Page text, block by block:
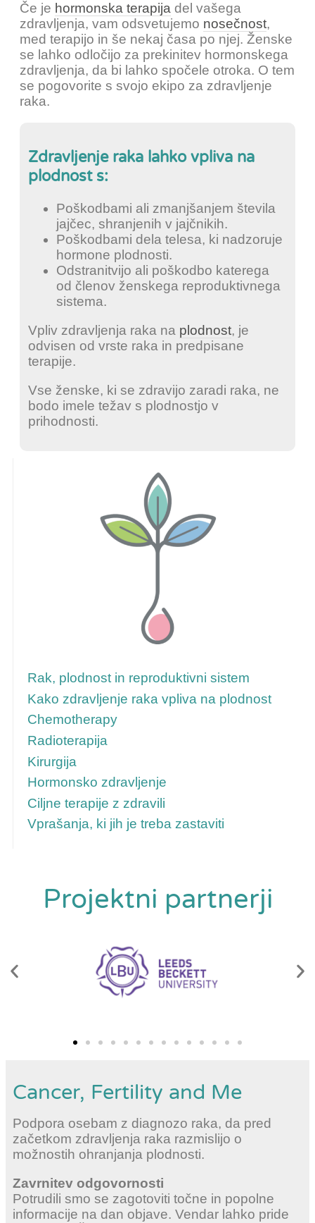
Če je hormonska terapija del vašega
zdravljenja, vam odsvetujemo nosečnost,
med terapijo in še nekaj časa po njej. Ženske
se lahko odločijo za prekinitev hormonskega
zdravljenja, da bi lahko spočele otroka. O tem
se pogovorite s svojo ekipo za zdravljenje
raka.
Zdravljenje raka lahko vpliva na
plodnost s:
Poškodbami ali zmanjšanjem števila
jajčec, shranjenih v jajčnikih.
Poškodbami dela telesa, ki nadzoruje
hormone plodnosti.
Odstranitvijo ali poškodbo katerega
od členov ženskega reproduktivnega
sistema.
Vpliv zdravljenja raka na plodnost, je
odvisen od vrste raka in predpisane
terapije.
Vse ženske, ki se zdravijo zaradi raka, ne
bodo imele težav s plodnostjo v
prihodnosti.
Rak, plodnost in reproduktivni sistem
Kako zdravljenje raka vpliva na plodnost
Chemotherapy
Radioterapija
Kirurgija
Hormonsko zdravljenje
Ciljne terapije z zdravili
Vprašanja, ki jih je treba zastaviti
Projektni partnerji
Cancer, Fertility and Me
Podpora osebam z diagnozo raka, da pred
začetkom zdravljenja raka razmislijo o
možnostih ohranjanja plodnosti.
Zavrnitev odgovornosti
Potrudili smo se zagotoviti točne in popolne
informacije na dan objave. Vendar lahko pride